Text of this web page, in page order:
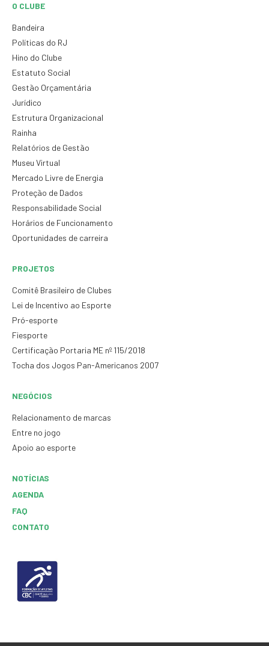
O CLUBE
Bandeira
Políticas do RJ
Hino do Clube
Estatuto Social
Gestão Orçamentária
Jurídico
Estrutura Organizacional
Rainha
Relatórios de Gestão
Museu Virtual
Mercado Livre de Energia
Proteção de Dados
Responsabilidade Social
Horários de Funcionamento
Oportunidades de carreira
PROJETOS
Comitê Brasileiro de Clubes
Lei de Incentivo ao Esporte
Pró-esporte
Fiesporte
Certificação Portaria ME nº 115/2018
Tocha dos Jogos Pan-Americanos 2007
NEGÓCIOS
Relacionamento de marcas
Entre no jogo
Apoio ao esporte
NOTÍCIAS
AGENDA
FAQ
CONTATO